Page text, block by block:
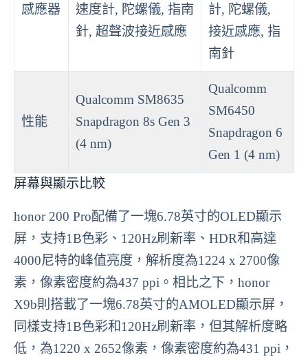
感應器
速度計, 陀螺儀, 指南
針, 超聲波接近感應
計, 陀螺儀,
接近感應, 指
南針
性能
Qualcomm SM8635
Snapdragon 8s Gen 3
(4 nm)
Qualcomm
SM6450
Snapdragon 6
Gen 1 (4 nm)
屏幕與顯示比較
honor 200 Pro配備了一塊6.78英寸的OLED顯示
屏，支持1B色彩、120Hz刷新率、HDR和高達
4000尼特的峰值亮度，解析度為1224 x 2700像
素，像素密度約為437 ppi。相比之下，honor
X9b則搭載了一塊6.78英寸的AMOLED顯示屏，
同樣支持1B色彩和120Hz刷新率，但其解析度略
低，為1220 x 2652像素，像素密度約為431 ppi，